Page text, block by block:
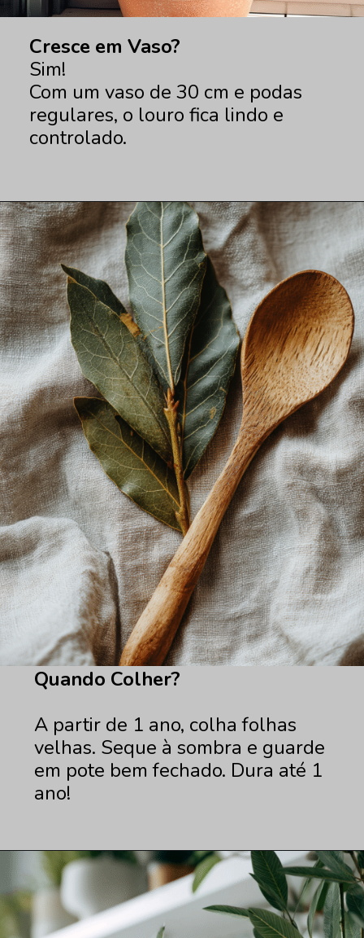
Cresce em Vaso?
Sim!
Com um vaso de 30 cm e podas
regulares, o louro fica lindo e
controlado.
Quando Colher?
A partir de 1 ano, colha folhas
velhas. Seque à sombra e guarde
em pote bem fechado. Dura até 1
ano!